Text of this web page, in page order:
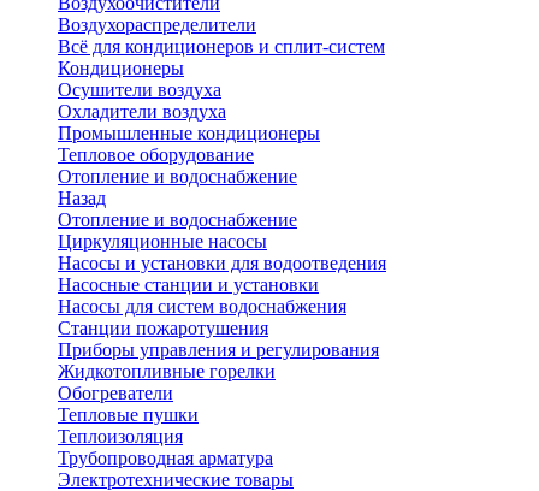
Воздухораспределители
Всё для кондиционеров и сплит-систем
Кондиционеры
Осушители воздуха
Охладители воздуха
Промышленные кондиционеры
Тепловое оборудование
Отопление и водоснабжение
Назад
Отопление и водоснабжение
Циркуляционные насосы
Насосы и установки для водоотведения
Насосные станции и установки
Насосы для систем водоснабжения
Станции пожаротушения
Приборы управления и регулирования
Жидкотопливные горелки
Обогреватели
Тепловые пушки
Теплоизоляция
Трубопроводная арматура
Электротехнические товары